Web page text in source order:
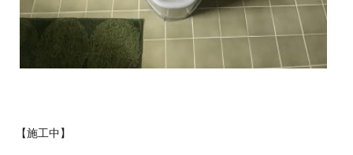
【施工中】